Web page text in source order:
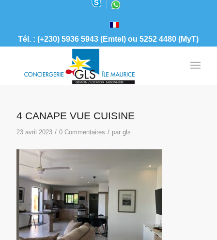
Tél. : (+230) 5936 5943 (Emtel) ou 5252 4480 (MyT)
4 CANAPE VUE CUISINE
23 avril 2023 / 0 Commentaires / par gls